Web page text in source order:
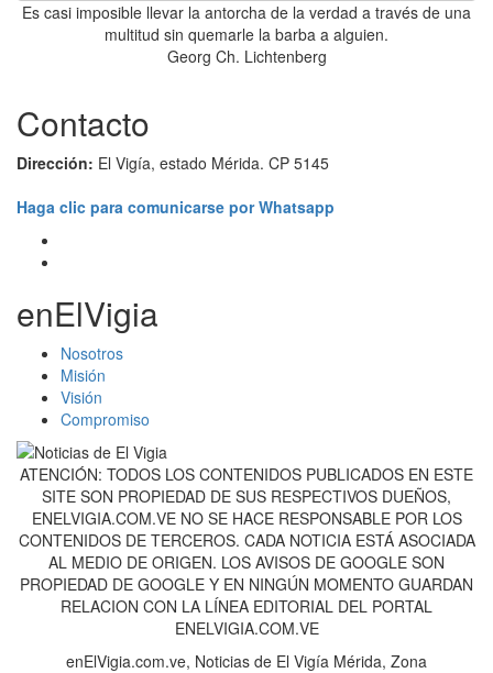
Es casi imposible llevar la antorcha de la verdad a través de una
multitud sin quemarle la barba a alguien.
Georg Ch. Lichtenberg
Contacto
Dirección: El Vigía, estado Mérida. CP 5145
Haga clic para comunicarse por Whatsapp
enElVigia
Nosotros
Misión
Visión
Compromiso
ATENCIÓN: TODOS LOS CONTENIDOS PUBLICADOS EN ESTE
SITE SON PROPIEDAD DE SUS RESPECTIVOS DUEÑOS,
ENELVIGIA.COM.VE NO SE HACE RESPONSABLE POR LOS
CONTENIDOS DE TERCEROS. CADA NOTICIA ESTÁ ASOCIADA
AL MEDIO DE ORIGEN. LOS AVISOS DE GOOGLE SON
PROPIEDAD DE GOOGLE Y EN NINGÚN MOMENTO GUARDAN
RELACION CON LA LÍNEA EDITORIAL DEL PORTAL
ENELVIGIA.COM.VE
enElVigia.com.ve, Noticias de El Vigía Mérida, Zona